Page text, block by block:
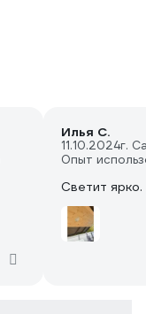
Илья С.
11.10.2024г.
Опыт
Светит ярко.